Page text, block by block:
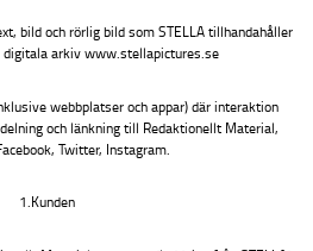
bild och rörlig bild som STELLA tillhandahåller
digitala arkiv www.stellapictures.se
webbplatser och appar) där interaktion
och länkning till Redaktionellt Material,
Twitter, Instagram.
1.Kunden